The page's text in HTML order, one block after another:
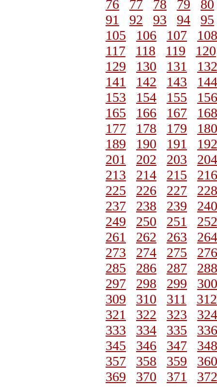
76
77 78 79
80
91
92 93 94
95
105
106 107
108
117
118 119
120
129
130 131
132
141
142 143
144
153
154 155
156
165
166 167
168
177
178 179
180
189
190 191
192
201
202 203
204
213
214 215
216
225
226 227
228
237
238 239
240
249
250 251
252
261
262 263
264
273
274 275
276
285
286 287
288
297
298 299
300
309
310 311
312
321
322 323
324
333
334 335
336
345
346 347
348
357
358 359
360
369
370 371
372